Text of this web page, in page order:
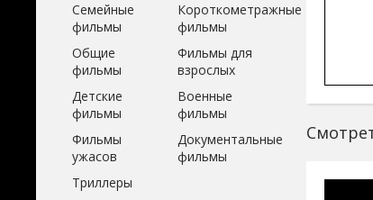
Семейные
фильмы
Короткометражные
фильмы
Общие
фильмы
Фильмы для
взрослых
Детские
фильмы
Военные
фильмы
Фильмы
ужасов
Документальные
фильмы
Триллеры